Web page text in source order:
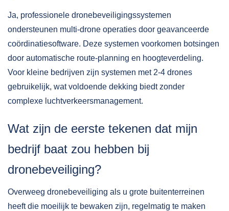
Ja, professionele dronebeveiligingssystemen
ondersteunen multi-drone operaties door geavanceerde
coördinatiesoftware. Deze systemen voorkomen botsingen
door automatische route-planning en hoogteverdeling.
Voor kleine bedrijven zijn systemen met 2-4 drones
gebruikelijk, wat voldoende dekking biedt zonder
complexe luchtverkeersmanagement.
Wat zijn de eerste tekenen dat mijn
bedrijf baat zou hebben bij
dronebeveiliging?
Overweeg dronebeveiliging als u grote buitenterreinen
heeft die moeilijk te bewaken zijn, regelmatig te maken